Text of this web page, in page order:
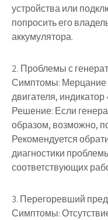
устройства или
попросить его
аккумулятора.
2. Проблемы с
Симптомы: Мерцание
двигателя,
Решение: Если
образом, возможно,
Рекомендуется
диагностики
соответствующих
3. Перегоревший
Симптомы: